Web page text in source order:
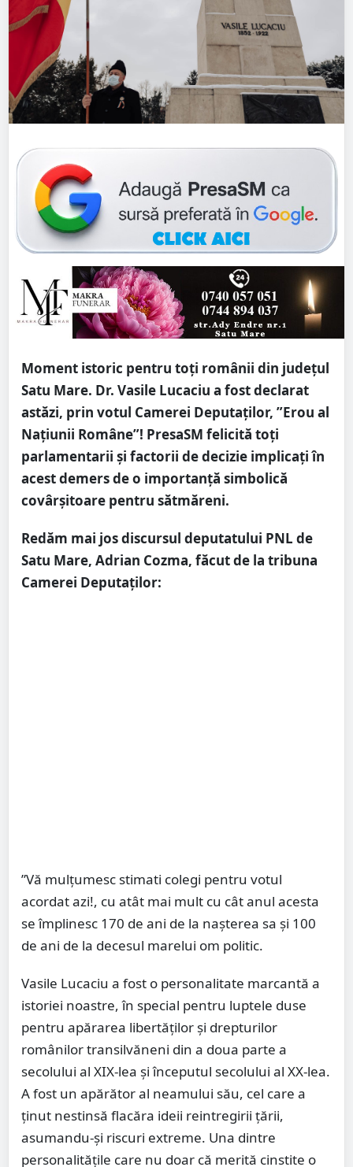
Moment istoric pentru toți românii din județul
Satu Mare. Dr. Vasile Lucaciu a fost declarat
astăzi, prin votul Camerei Deputaților, ”Erou al
Națiunii Române”! PresaSM felicită toți
parlamentarii și factorii de decizie implicați în
acest demers de o importanță simbolică
covârșitoare pentru sătmăreni.
Redăm mai jos discursul deputatului PNL de
Satu Mare, Adrian Cozma, făcut de la tribuna
Camerei Deputaților:
”Vă mulțumesc stimati colegi pentru votul
acordat azi!, cu atât mai mult cu cât anul acesta
se împlinesc 170 de ani de la nașterea sa și 100
de ani de la decesul marelui om politic.
Vasile Lucaciu a fost o personalitate marcantă a
istoriei noastre, în special pentru luptele duse
pentru apărarea libertăților și drepturilor
românilor transilvăneni din a doua parte a
secolului al XIX-lea și începutul secolului al XX-lea.
A fost un apărător al neamului său, cel care a
ținut nestinsă flacăra ideii reintregirii țării,
asumandu-și riscuri extreme. Una dintre
personalitățile care nu doar că merită cinstite o